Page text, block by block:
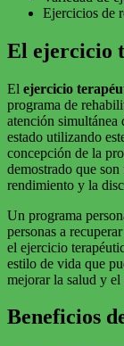
Ejercicios de
El ejercicio
El ejercicio
programa de
atención simultánea
estado utilizando
concepción de la
demostrado que
rendimiento y la
Un programa
personas a
el ejercicio
estilo de vida que
mejorar la salud y el
Beneficios